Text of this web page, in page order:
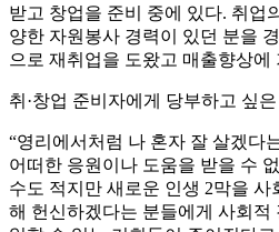
받고 창업을 준비 중에 있다. 취업
양한 자원봉사 경력이 있던 분을
으로 재취업을 도왔고 매출향상에
취·창업 준비자에게 당부하고 싶
“영리에서처럼 나 혼자 잘 살겠다
어떠한 응원이나 도움을 받을 수
수도 적지만 새로운 인생 2막을 사
해 헌신하겠다는 분들에게 사회적